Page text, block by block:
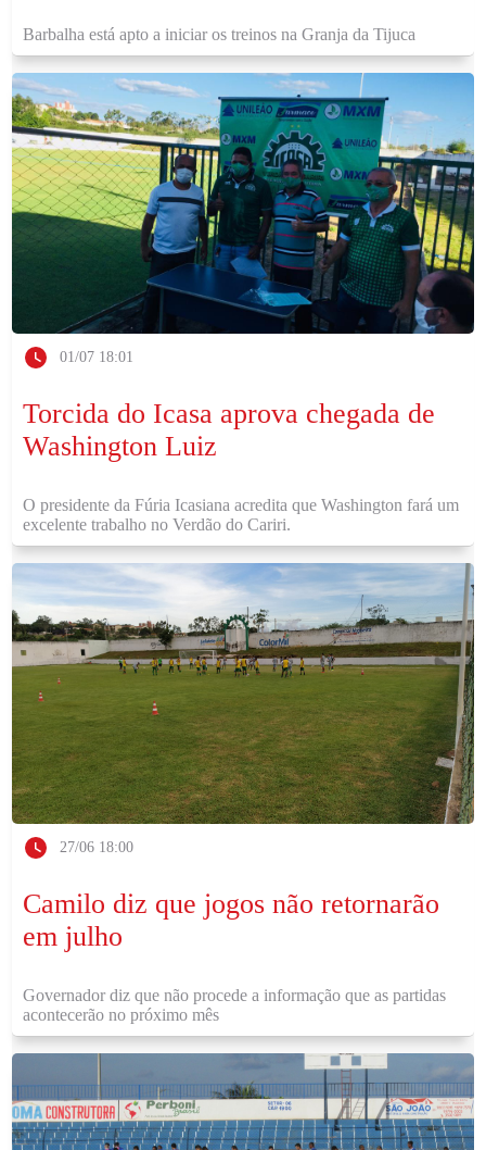
Barbalha está apto a iniciar os treinos na Granja da Tijuca
01/07 18:01
Torcida do Icasa aprova chegada de
Washington Luiz
O presidente da Fúria Icasiana acredita que Washington fará um
excelente trabalho no Verdão do Cariri.
27/06 18:00
Camilo diz que jogos não retornarão
em julho
Governador diz que não procede a informação que as partidas
acontecerão no próximo mês